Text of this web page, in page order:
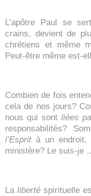
L’apôtre Paul se
crains, devient de
chrétiens et même
Peut-être même est-
Combien de fois
cela de nos jours?
nous qui sont liées
responsabilités?
l’Esprit à un endroit,
ministère? Le suis-je
Laliberté spirituelle